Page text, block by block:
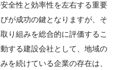
全性と効率性を左右する重要
が成功の鍵となりますが、そ
り組みを総合的に評価するこ
する建設会社として、地域の
を続けている企業の存在は、